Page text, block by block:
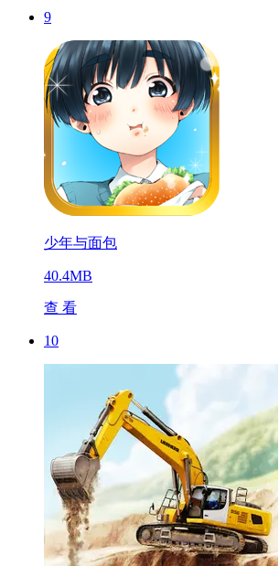
9
少年与面包
40.4MB
查 看
10